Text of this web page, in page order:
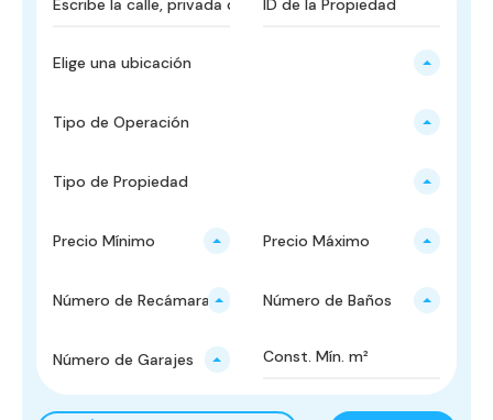
Elige una ubicación
Tipo de Operación
Tipo de Propiedad
Precio Mínimo Precio Máximo
Número de Recámaras Número de Baños
Número de Garajes